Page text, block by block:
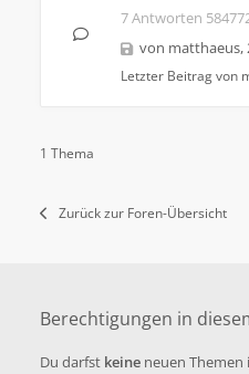
7 Antworten
von matthaeus,
Letzter Beitrag von
1 Thema
Zurück zur Foren-Übersicht
Berechtigungen in
Du darfst keine neuen Themen